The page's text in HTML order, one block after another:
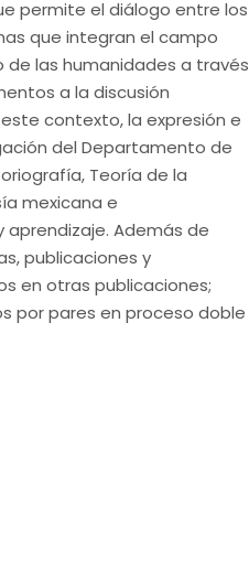
permite el diálogo entre los
que integran el campo
de las humanidades a través
a la discusión
contexto, la expresión e
del Departamento de
Teoría de la
mexicana e
aprendizaje. Además de
publicaciones y
en otras publicaciones;
por pares en proceso doble